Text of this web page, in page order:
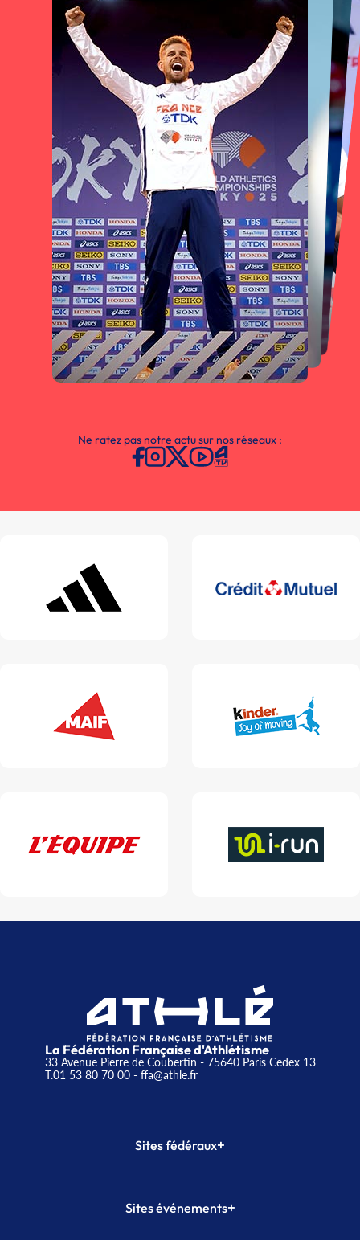
Ne ratez pas notre actu sur nos réseaux :
La Fédération Française d'Athlétisme
33 Avenue Pierre de Coubertin - 75640 Paris Cedex 13
T.01 53 80 70 00- ffa@athle.fr
Sites fédéraux+
Plateforme Formation
Sites événements+